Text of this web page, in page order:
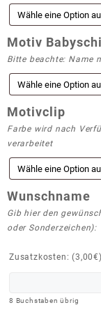
Motiv
Bitte beachte: Name
Motivclip
Farbe wird nach
verarbeitet
Wunschname
Gib hier den
oder Sonderzeichen):
Zusatzkosten: (3,00€ )
8 Buchstaben übrig